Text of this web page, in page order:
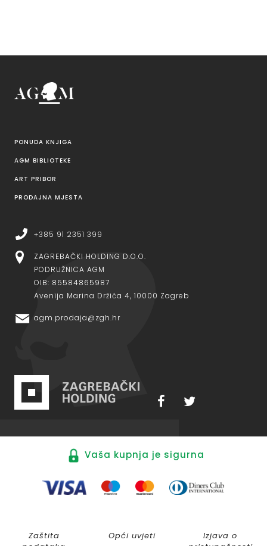
PONUDA KNJIGA
AGM BIBLIOTEKE
ART PRIBOR
PRODAJNA MJESTA
+385 91 2351 399
ZAGREBAČKI HOLDING D.O.O.
PODRUŽNICA AGM
OIB: 85584865987
Avenija Marina Držića 4, 10000 Zagreb
agm.prodaja@zgh.hr
Vaša kupnja je sigurna
Zaštita
Opći uvjeti
Izjava o